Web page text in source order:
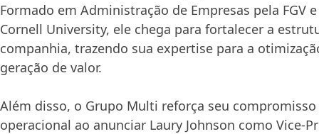
Formado em Administração de Empresas pela FGV
Cornell University, ele chega para fortalecer a
companhia, trazendo sua expertise para a
geração de valor.
Além disso, o Grupo Multi reforça seu
operacional ao anunciar Laury Johnson como Vice-